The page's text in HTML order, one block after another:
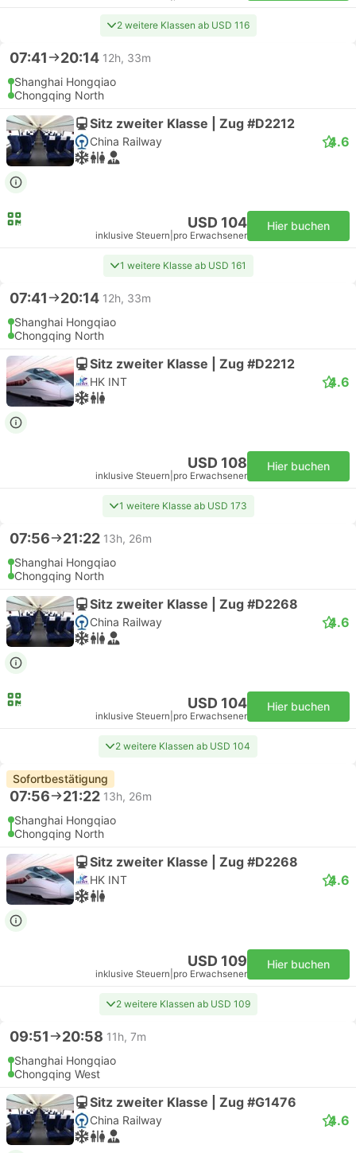
2 weitere Klassen ab USD 116
07:41 20:14 12h, 33m
Shanghai Hongqiao
Chongqing North
Sitz zweiter Klasse | Zug #D2212
China Railway 4.6
USD 104
inklusive Steuern pro Erwachsener
Hier buchen
1 weitere Klasse ab USD 161
07:41 20:14 12h, 33m
Shanghai Hongqiao
Chongqing North
Sitz zweiter Klasse | Zug #D2212
HK INT 4.6
USD 108
inklusive Steuern pro Erwachsener
Hier buchen
1 weitere Klasse ab USD 173
07:56 21:22 13h, 26m
Shanghai Hongqiao
Chongqing North
Sitz zweiter Klasse | Zug #D2268
China Railway 4.6
USD 104
inklusive Steuern pro Erwachsener
Hier buchen
2 weitere Klassen ab USD 104
Sofortbestätigung
07:56 21:22 13h, 26m
Shanghai Hongqiao
Chongqing North
Sitz zweiter Klasse | Zug #D2268
HK INT 4.6
USD 109
inklusive Steuern pro Erwachsener
Hier buchen
2 weitere Klassen ab USD 109
09:51 20:58 11h, 7m
Shanghai Hongqiao
Chongqing West
Sitz zweiter Klasse | Zug #G1476
China Railway 4.6